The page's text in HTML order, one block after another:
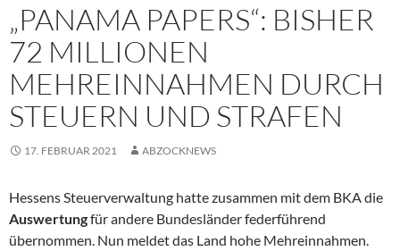
„PANAMA PAPERS“: BISHER
72 MILLIONEN
MEHREINNAHMEN DURCH
STEUERN UND STRAFEN
17. FEBRUAR 2021 ABZOCKNEWS
Hessens Steuerverwaltung hatte zusammen mit dem BKA die
Auswertungfür andere Bundesländer federführend
übernommen. Nun meldet das Land hohe Mehreinnahmen.